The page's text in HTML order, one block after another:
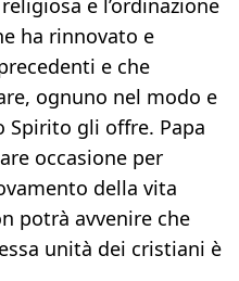
e l’ordinazione
ha rinnovato e
e che
ognuno nel modo e
Spirito gli offre. Papa
occasione per
della vita
potrà avvenire che
unità dei cristiani è